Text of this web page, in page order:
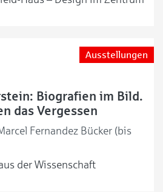
Ausstellungen
Biografien im Bild.
das Vergessen
Fernandez Bücker (bis
der Wissenschaft